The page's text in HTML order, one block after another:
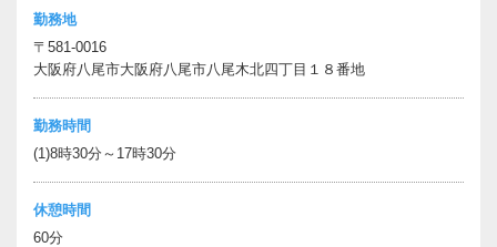
勤務地
〒581-0016
大阪府八尾市大阪府八尾市八尾木北四丁目１８番地
勤務時間
(1)8時30分～17時30分
休憩時間
60分